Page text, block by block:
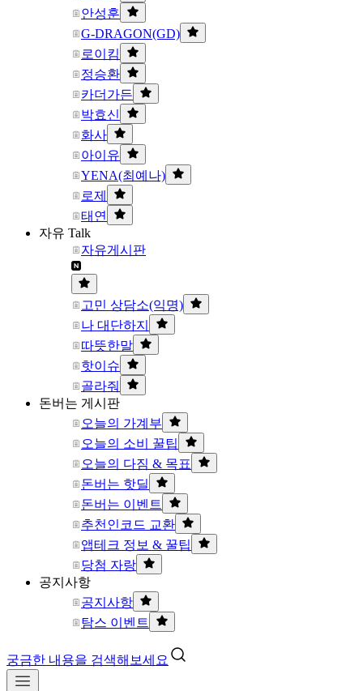
안성훈
G-DRAGON(GD)
로이킴
정승환
카더가든
박효신
화사
아이유
YENA(최예나)
로제
태연
자유 Talk
자유게시판
고민 상담소(익명)
나 대단하지
따뜻한말
핫이슈
골라줘
돈버는 게시판
오늘의 가계부
오늘의 소비 꿀팁
오늘의 다짐 & 목표
돈버는 핫딜
돈버는 이벤트
추천인코드 교환
앱테크 정보 & 꿀팁
당첨 자랑
공지사항
공지사항
탐스 이벤트
궁금한 내용을 검색해보세요